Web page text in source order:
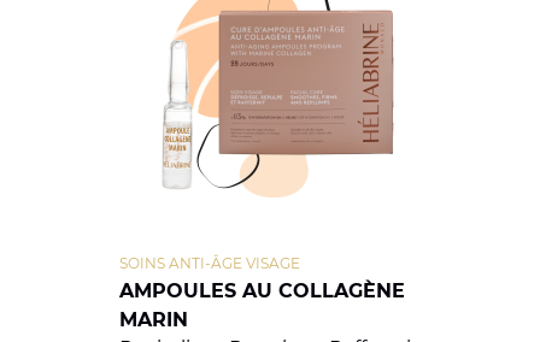
AMPOULES AU COLLAGÈNE
MARIN
SOINS ANTI-ÂGE VISAGE